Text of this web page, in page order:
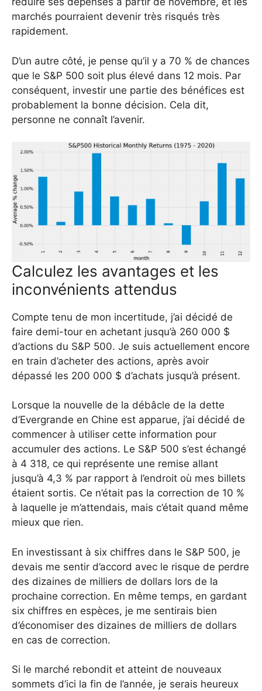
marchés pourraient devenir très risqués très
rapidement.
D’un autre côté, je pense qu’il y a 70 % de chances
que le S&P 500 soit plus élevé dans 12 mois. Par
conséquent, investir une partie des bénéfices est
probablement la bonne décision. Cela dit,
personne ne connaît l’avenir.
Calculez les avantages et les
inconvénients attendus
Compte tenu de mon incertitude, j’ai décidé de
faire demi-tour en achetant jusqu’à 260 000 $
d’actions du S&P 500. Je suis actuellement encore
en train d’acheter des actions, après avoir
dépassé les 200 000 $ d’achats jusqu’à présent.
Lorsque la nouvelle de la débâcle de la dette
d’Evergrande en Chine est apparue, j’ai décidé de
commencer à utiliser cette information pour
accumuler des actions. Le S&P 500 s’est échangé
à 4 318, ce qui représente une remise allant
jusqu’à 4,3 % par rapport à l’endroit où mes billets
étaient sortis. Ce n’était pas la correction de 10 %
à laquelle je m’attendais, mais c’était quand même
mieux que rien.
En investissant à six chiffres dans le S&P 500, je
devais me sentir d’accord avec le risque de perdre
des dizaines de milliers de dollars lors de la
prochaine correction. En même temps, en gardant
six chiffres en espèces, je me sentirais bien
d’économiser des dizaines de milliers de dollars
en cas de correction.
Si le marché rebondit et atteint de nouveaux
sommets d’ici la fin de l’année, je serais heureux